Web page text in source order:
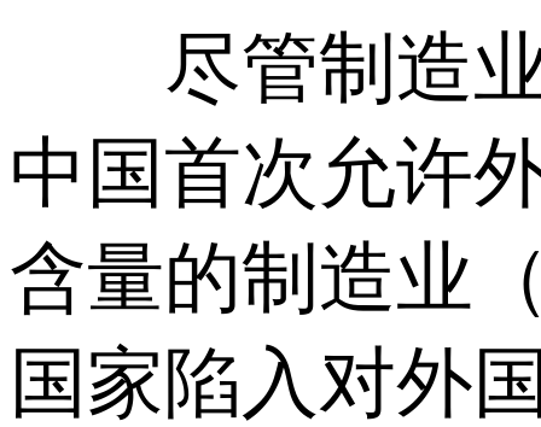
尽管制造业
中国首次允许
含量的制造业
国家陷入对外